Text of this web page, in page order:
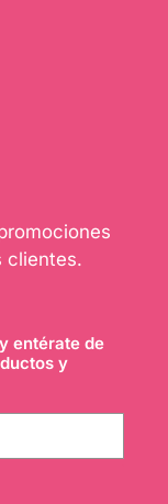
clientes.
entérate de
y